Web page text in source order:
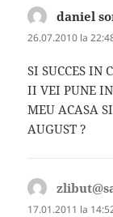
daniel
26.07.2010 la
SI SUCCES IN
II VEI PUNE
MEU ACASA
AUGUST ?
17.01.2011 la